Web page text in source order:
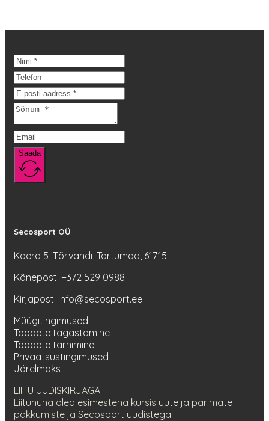
mitu
Saada
Secosport OÜ
Kaera 5, Tõrvandi, Tartumaa, 61715
Kõnepost: +372 529 0988
Kirjapost: info@secosport.ee
Müügitingimused
Toodete tagastamine
Toodete tarnimine
Privaatsustingimused
Järelmaks
LIITU UUDISKIRJAGA
Liitununa oled esimestena kursis uute ja parimate
pakkumiste ja Secosport uudistega.